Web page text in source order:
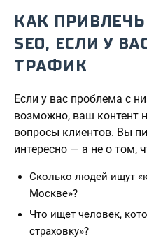
КАК
SEO, ЕСЛИ У
ТРАФИК
Если у вас проблема с
возможно, ваш контент
вопросы клиентов. Вы
интересно — а не о том,
Сколько людей ищут
Москве»?
Что ищет человек,
страховку»?